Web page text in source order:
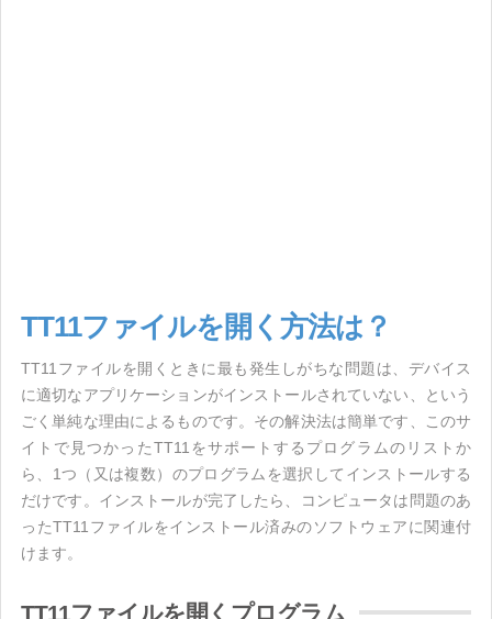
TT11ファイルを開く方法は？
TT11ファイルを開くときに最も発生しがちな問題は、デバイス
に適切なアプリケーションがインストールされていない、という
ごく単純な理由によるものです。その解決法は簡単です、このサ
イトで見つかったTT11をサポートするプログラムのリストか
ら、1つ（又は複数）のプログラムを選択してインストールする
だけです。インストールが完了したら、コンピュータは問題のあ
ったTT11ファイルをインストール済みのソフトウェアに関連付
けます。
TT11ファイルを開くプログラム